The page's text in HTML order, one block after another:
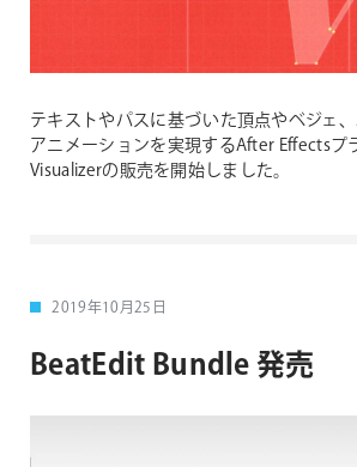
テキストやパスに基づいた頂点やベジェ
アニメーションを実現するAfter Effectsプ
Visualizerの販売を開始しました。
2019年10月25日
BeatEdit Bundle 発売